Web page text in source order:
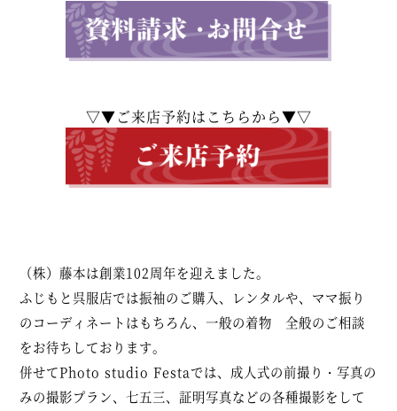
▽▼ご来店予約はこちらから▼▽
（株）藤本は創業102周年を迎えました。
ふじもと呉服店では振袖のご購入、レンタルや、ママ振り
のコーディネートはもちろん、一般の着物 全般のご相談
をお待ちしております。
併せてPhoto studio Festaでは、成人式の前撮り・写真の
みの撮影プラン、七五三、証明写真などの各種撮影をして